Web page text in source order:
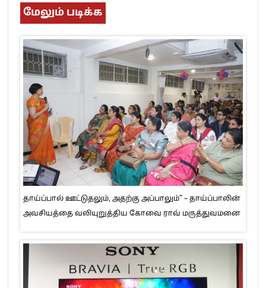
மேலும் படிக்க
தாய்ப்பால் ஊட்டுதலும், அதற்கு அப்பாலும்” – தாய்ப்பாலின்
அவசியத்தை வலியுறுத்திய கோவை ராவ் மருத்துவமனை